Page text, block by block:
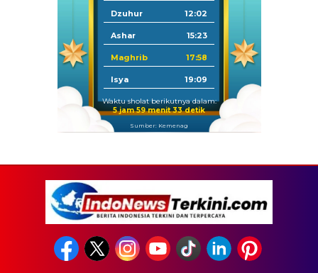
Dzuhur 12:02
Ashar 15:23
Maghrib 17:58
Isya 19:09
Waktu sholat berikutnya dalam:
5 jam 59 menit 32 detik
Sumber: Kemenag